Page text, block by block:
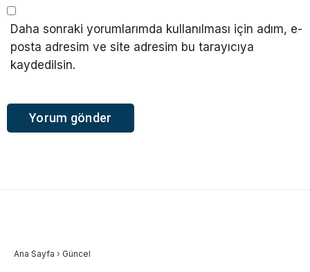
Daha sonraki yorumlarımda kullanılması için adım, e-
posta adresim ve site adresim bu tarayıcıya
kaydedilsin.
Ana Sayfa › Güncel